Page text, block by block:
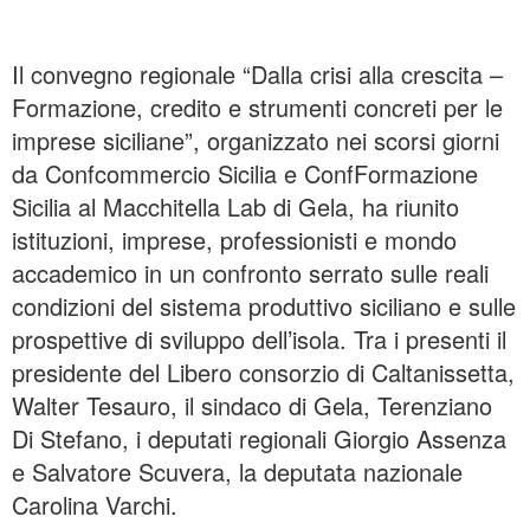
Il convegno regionale “Dalla crisi alla crescita –
Formazione, credito e strumenti concreti per le
imprese siciliane”, organizzato nei scorsi giorni
da Confcommercio Sicilia e ConfFormazione
Sicilia al Macchitella Lab di Gela, ha riunito
istituzioni, imprese, professionisti e mondo
accademico in un confronto serrato sulle reali
condizioni del sistema produttivo siciliano e sulle
prospettive di sviluppo dell’isola. Tra i presenti il
presidente del Libero consorzio di Caltanissetta,
Walter Tesauro, il sindaco di Gela, Terenziano
Di Stefano, i deputati regionali Giorgio Assenza
e Salvatore Scuvera, la deputata nazionale
Carolina Varchi.